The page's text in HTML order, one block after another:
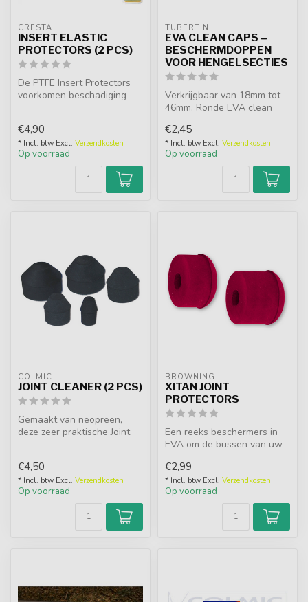
CRESTA
INSERT ELASTIC
PROTECTORS (2 PCS)
De PTFE Insert Protectors
voorkomen beschadiging
€4,90
* Incl. btw Excl. Verzendkosten
Op voorraad
TUBERTINI
EVA CLEAN CAPS –
BESCHERMDOPPEN
VOOR HENGELSECTIES
Verkrijgbaar van 18mm tot
46mm. Ronde EVA clean
en v...
€2,45
* Incl. btw Excl. Verzendkosten
Op voorraad
COLMIC
JOINT CLEANER (2 PCS)
Gemaakt van neopreen,
deze zeer praktische Joint
€4,50
* Incl. btw Excl. Verzendkosten
Op voorraad
BROWNING
XITAN JOINT
PROTECTORS
Een reeks beschermers in
EVA om de bussen van uw
pass...
€2,99
* Incl. btw Excl. Verzendkosten
Op voorraad